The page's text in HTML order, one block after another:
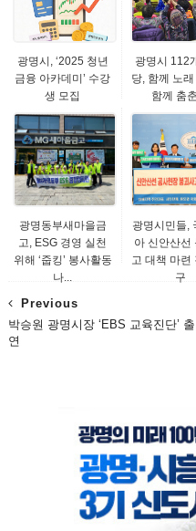
광명시, ‘2025 청년
금융 아카데미’ 수강
생 모집
광명시 112
당, 함께 노
함께 춤
광명동부새마을금
고, ESG 경영 실천
위해 ‘줍킹’ 봉사활동
나...
광명시민들,
아 신안산선
고 대책 마련
구
Previous
박승원 광명시장 ‘EBS 교육진단’ 출
연